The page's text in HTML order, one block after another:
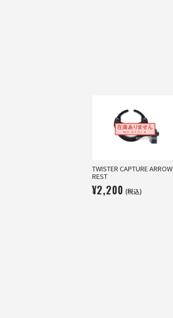
TWISTER CAPTURE ARROW
REST
¥2,200 (税込)